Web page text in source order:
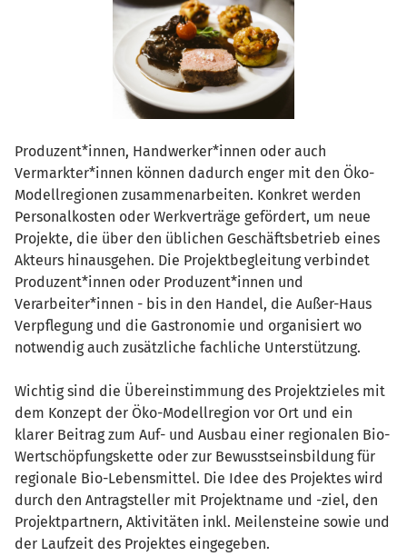
Produzent*innen, Handwerker*innen oder auch
Vermarkter*innen können dadurch enger mit den Öko-
Modellregionen zusammenarbeiten. Konkret werden
Personalkosten oder Werkverträge gefördert, um neue
Projekte, die über den üblichen Geschäftsbetrieb eines
Akteurs hinausgehen. Die Projektbegleitung verbindet
Produzent*innen oder Produzent*innen und
Verarbeiter*innen - bis in den Handel, die Außer-Haus
Verpflegung und die Gastronomie und organisiert wo
notwendig auch zusätzliche fachliche Unterstützung.
Wichtig sind die Übereinstimmung des Projektzieles mit
dem Konzept der Öko-Modellregion vor Ort und ein
klarer Beitrag zum Auf- und Ausbau einer regionalen Bio-
Wertschöpfungskette oder zur Bewusstseinsbildung für
regionale Bio-Lebensmittel. Die Idee des Projektes wird
durch den Antragsteller mit Projektname und -ziel, den
Projektpartnern, Aktivitäten inkl. Meilensteine sowie und
der Laufzeit des Projektes eingegeben.